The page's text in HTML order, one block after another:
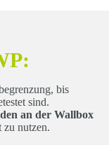
bis
sind.
an der Wallbox
nutzen.